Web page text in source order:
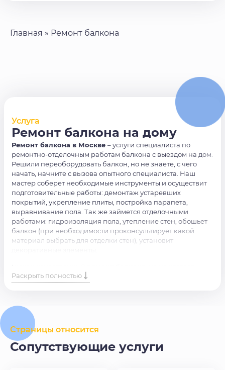
Главная » Ремонт балкона
Услуга
Ремонт балкона на дому
Ремонт балкона в Москве – услуги специалиста по
ремонтно-отделочным работам балкона с выездом на дом.
Решили переоборудовать балкон, но не знаете, с чего
начать, начните с вызова опытного специалиста. Наш
мастер соберет необходимые инструменты и осуществит
подготовительные работы: демонтаж устаревших
покрытий, укрепление плиты, постройка парапета,
выравнивание пола. Так же займется отделочными
работами: гидроизоляция пола, утепление стен, обошьет
балкон (при необходимости проконсультирует какой
материал выбрать для отделки стен), установит
Нужен качественный
инструментов, опыт и времени? Доверьте работу нашим
в кротчайшие сроки.
Раскрыть полностью
Страницы относится
Сопутствующие услуги